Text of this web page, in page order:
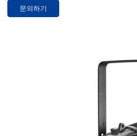
문의하기